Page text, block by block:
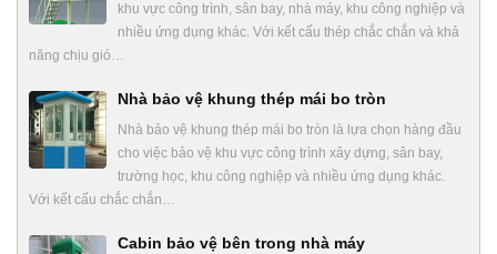
khu vực công trình, sân bay, nhà máy, khu công nghiệp và
nhiều ứng dụng khác. Với kết cấu thép chắc chắn và khả
năng chịu gió…
Nhà bảo vệ khung thép mái bo tròn
Nhà bảo vệ khung thép mái bo tròn là lựa chọn hàng đầu
cho việc bảo vệ khu vực công trình xây dựng, sân bay,
trường học, khu công nghiệp và nhiều ứng dụng khác.
Với kết cấu chắc chắn…
Cabin bảo vệ bên trong nhà máy